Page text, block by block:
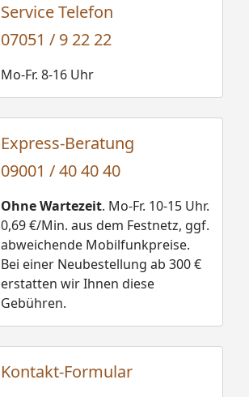
Service Telefon
07051 / 9 22 22
Mo-Fr. 8-16 Uhr
Express-Beratung
09001 / 40 40 40
Ohne Wartezeit. Mo-Fr. 10-15 Uhr.
0,69 €/Min. aus dem Festnetz, ggf.
abweichende Mobilfunkpreise.
Bei einer Neubestellung ab 300 €
erstatten wir Ihnen diese
Gebühren.
Kontakt-Formular